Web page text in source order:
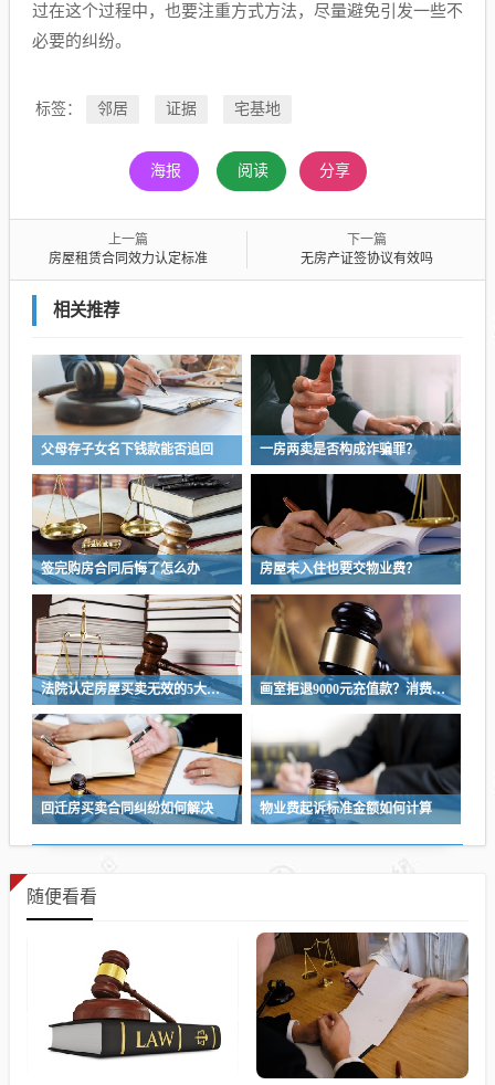
过在这个过程中，也要注重方式方法，尽量避免引发一些不
必要的纠纷。
标签： 邻居 证据 宅基地
海报 阅读 分享
上一篇
房屋租赁合同效力认定标准
下一篇
无房产证签协议有效吗
相关推荐
父母存子女名下钱款能否追回 一房两卖是否构成诈骗罪？
签完购房合同后悔了怎么办 房屋未入住也要交物业费？
法院认定房屋买卖无效的5大条件 画室拒退9000元充值款？消费者维权指南
回迁房买卖合同纠纷如何解决 物业费起诉标准金额如何计算
随便看看